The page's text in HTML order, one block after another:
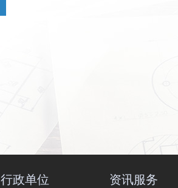
行政单位 资讯服务